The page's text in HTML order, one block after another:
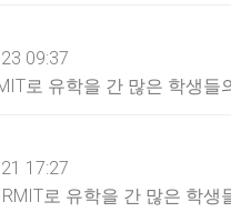
09:37
로 유학을 간 많은 학생
17:27
로 유학을 간 많은 학